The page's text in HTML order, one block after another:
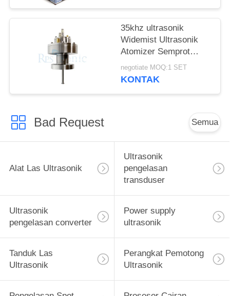
dan Katering
35khz ultrasonik
Widemist Ultrasonik
Atomizer Semprot
Nozzle untuk Pabrik
Sel Bahan Bakar
negotiate MOQ:1 SET
KONTAK
Bad Request Semua
Alat Las Ultrasonik
Ultrasonik
pengelasan
transduser
Ultrasonik
pengelasan converter
Power supply
ultrasonik
Tanduk Las
Ultrasonik
Perangkat Pemotong
Ultrasonik